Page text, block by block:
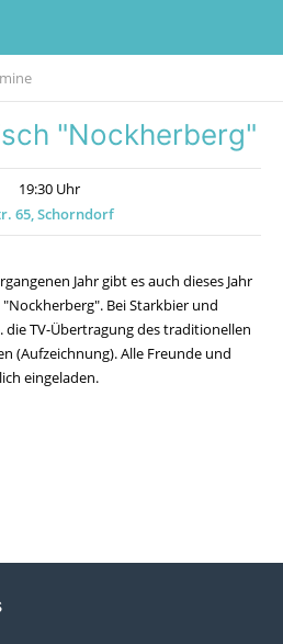
"Nockherberg"
19:30 Uhr
65, Schorndorf
Jahr gibt es auch dieses Jahr
Bei Starkbier und
die TV-Übertragung des traditionellen
(Aufzeichnung). Alle Freunde und
eingeladen.